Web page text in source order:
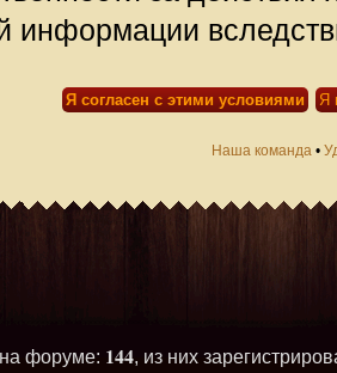
информации
Наша команда •
форуме: 144, из них